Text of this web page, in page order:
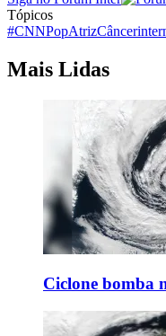
Tópicos
#CNNPopAtrizCâncer
Mais Lidas
Ciclone bomba